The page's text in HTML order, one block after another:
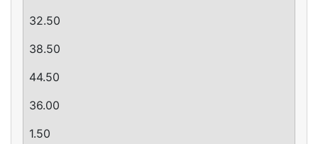
32.50
38.50
44.50
36.00
­1.50